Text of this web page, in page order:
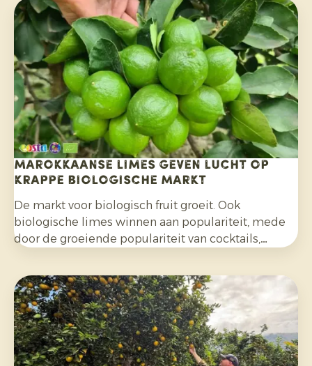
Marokkaanse limes geven lucht op
krappe biologische markt
De markt voor biologisch fruit groeit. Ook
biologische limes winnen aan populariteit, mede
door de groeiende populariteit van cocktails,
gerechten. Daarnaast kiezen consumenten
bewuster voor citrusfruit dat zonder synthetische
pesticiden is geteeld en na de oogst niet met
fungiciden is behandeld.